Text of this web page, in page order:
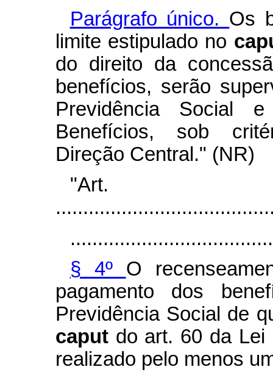
Parágrafo único. Os
limite estipulado no
do direito da
benefícios, serão
Previdência Social
Benefícios, sob
Direção Central." (NR)
§ 4º O
pagamento dos
Previdência Social de
caput do art. 60 da Lei
realizado pelo menos